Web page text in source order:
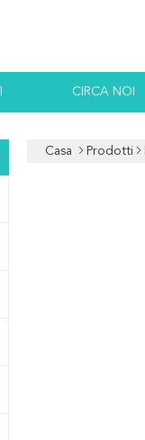
CIRCA NOI
Casa Prodotti